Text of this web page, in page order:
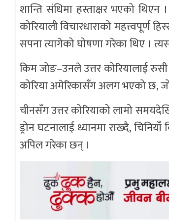
शान्ति संधिमा हस्ताक्षर भएको
कोरियाली विचारधाराको
सपना त्यागेको घोषणा गरेका थिए ।
किम जोङ–उनले उत्तर कोरियालाई
कोरिया अमेरिकासँग अलग भएको छ,
चीनसँग उत्तर कोरियाको लामो
ड्रोन घटनालाई ध्यानमा राख्दै,
अपिल गरेका छन् ।